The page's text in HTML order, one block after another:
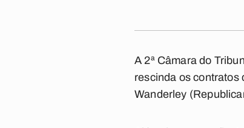
A 2ª Câmara do
rescinda os contratos
Wanderley